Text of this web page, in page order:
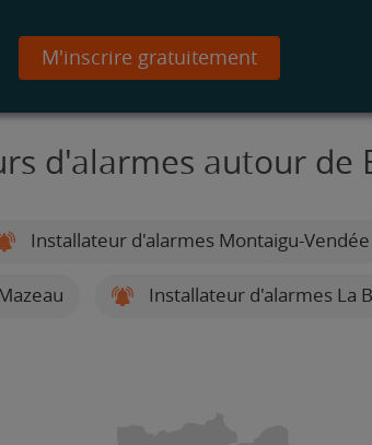
M'inscrire gratuitement
d'alarmes autour de
Installateur d'alarmes Montaigu-Vendée
Installateur d'alarmes La